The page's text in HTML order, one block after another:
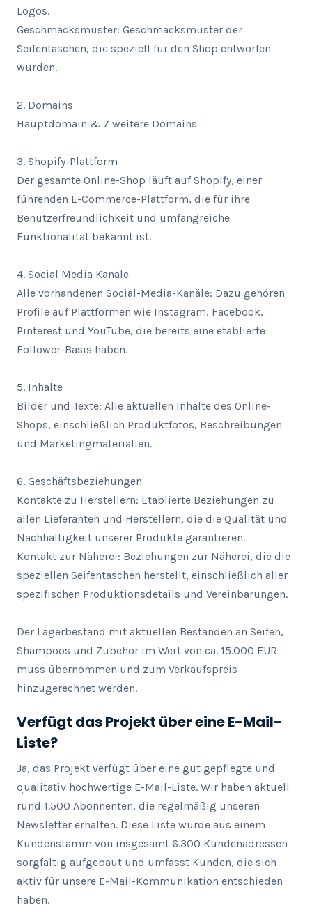
Logos.
Geschmacksmuster: Geschmacksmuster der
Seifentaschen, die speziell für den Shop entworfen
wurden.
2. Domains
Hauptdomain & 7 weitere Domains
3. Shopify-Plattform
Der gesamte Online-Shop läuft auf Shopify, einer
führenden E-Commerce-Plattform, die für ihre
Benutzerfreundlichkeit und umfangreiche
Funktionalität bekannt ist.
4. Social Media Kanäle
Alle vorhandenen Social-Media-Kanäle: Dazu gehören
Profile auf Plattformen wie Instagram, Facebook,
Pinterest und YouTube, die bereits eine etablierte
Follower-Basis haben.
5. Inhalte
Bilder und Texte: Alle aktuellen Inhalte des Online-
Shops, einschließlich Produktfotos, Beschreibungen
und Marketingmaterialien.
6. Geschäftsbeziehungen
Kontakte zu Herstellern: Etablierte Beziehungen zu
allen Lieferanten und Herstellern, die die Qualität und
Nachhaltigkeit unserer Produkte garantieren.
Kontakt zur Näherei: Beziehungen zur Näherei, die die
speziellen Seifentaschen herstellt, einschließlich aller
spezifischen Produktionsdetails und Vereinbarungen.
Der Lagerbestand mit aktuellen Beständen an Seifen,
Shampoos und Zubehör im Wert von ca. 15.000 EUR
muss übernommen und zum Verkaufspreis
hinzugerechnet werden.
Verfügt das Projekt über eine E-Mail-
Liste?
Ja, das Projekt verfügt über eine gut gepflegte und
qualitativ hochwertige E-Mail-Liste. Wir haben aktuell
rund 1.500 Abonnenten, die regelmäßig unseren
Newsletter erhalten. Diese Liste wurde aus einem
Kundenstamm von insgesamt 6.300 Kundenadressen
sorgfältig aufgebaut und umfasst Kunden, die sich
aktiv für unsere E-Mail-Kommunikation entschieden
haben.